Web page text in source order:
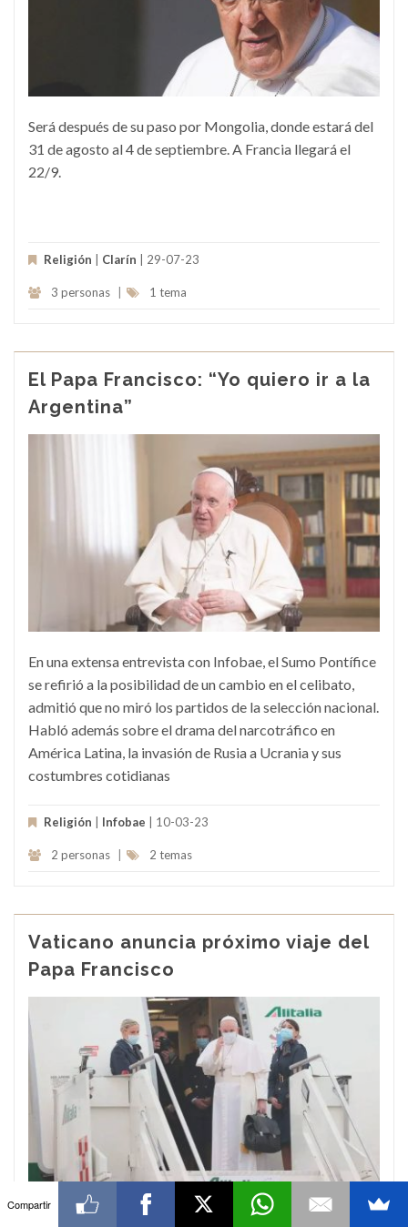
Será después de su paso por Mongolia, donde estará del
31 de agosto al 4 de septiembre. A Francia llegará el
22/9.
Religión Clarín | 29-07-23
3 personas 1 tema
El Papa Francisco: “Yo quiero ir a la
Argentina”
En una extensa entrevista con Infobae, el Sumo Pontífice
se refirió a la posibilidad de un cambio en el celibato,
admitió que no miró los partidos de la selección nacional.
Habló además sobre el drama del narcotráfico en
América Latina, la invasión de Rusia a Ucrania y sus
costumbres cotidianas
Religión Infobae | 10-03-23
2 personas 2 temas
Vaticano anuncia próximo viaje del
Papa Francisco
Papa Francisco
Compartir